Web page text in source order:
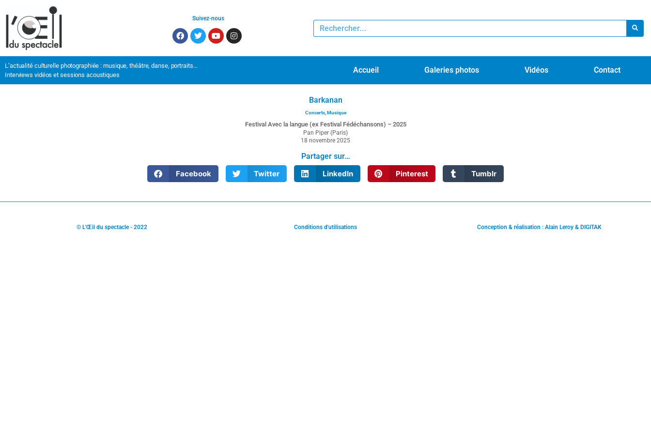
Suivez-nous
L’actualité culturelle photographiée : musique, théâtre, danse, portraits…
Interviews vidéos et sessions acoustiques
Accueil Galeries photos Vidéos Contact
Barkanan
Concerts, Musique
Festival Avec la langue (ex Festival Fédéchansons) – 2025
Pan Piper (Paris)
18 novembre 2025
Partager sur…
Facebook
Twitter LinkedIn Pinterest Tumblr
© L'Œil du spectacle - 2022 Conditions d'utilisations Conception & réalisation : Alain Leroy & DIGITAK